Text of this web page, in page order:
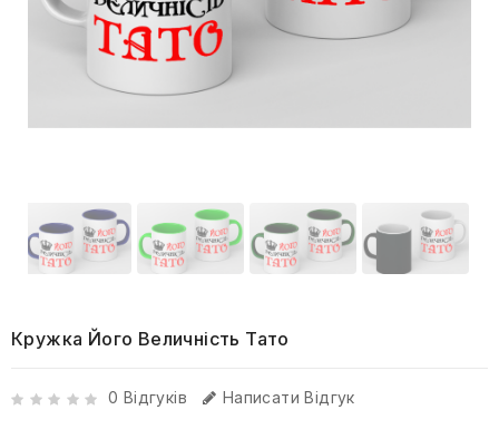
Кружка Його Величність Тато
0 Відгуків Написати Відгук